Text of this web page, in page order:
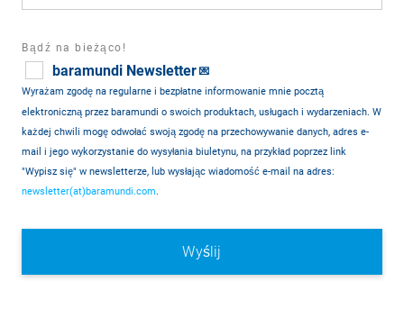
Bądź na bieżąco!
baramundi Newsletter 💌
Wyrażam zgodę na regularne i bezpłatne informowanie mnie pocztą
elektroniczną przez baramundi o swoich produktach, usługach i wydarzeniach. W
każdej chwili mogę odwołać swoją zgodę na przechowywanie danych, adres e-
mail i jego wykorzystanie do wysyłania biuletynu, na przykład poprzez link
"Wypisz się" w newsletterze, lub wysłając wiadomość e-mail na adres:
newsletter(at)baramundi.com.